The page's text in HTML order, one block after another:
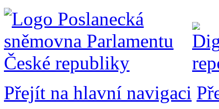
Přejít na hlavní navigaci